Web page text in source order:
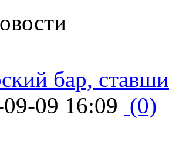
бар,
09 16:09 (0)